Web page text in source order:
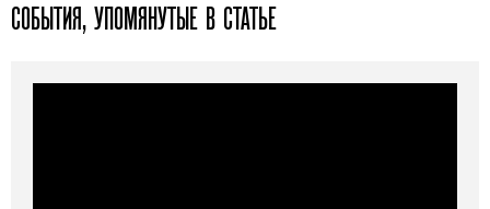
СОБЫТИЯ, УПОМЯНУТЫЕ В СТАТЬЕ